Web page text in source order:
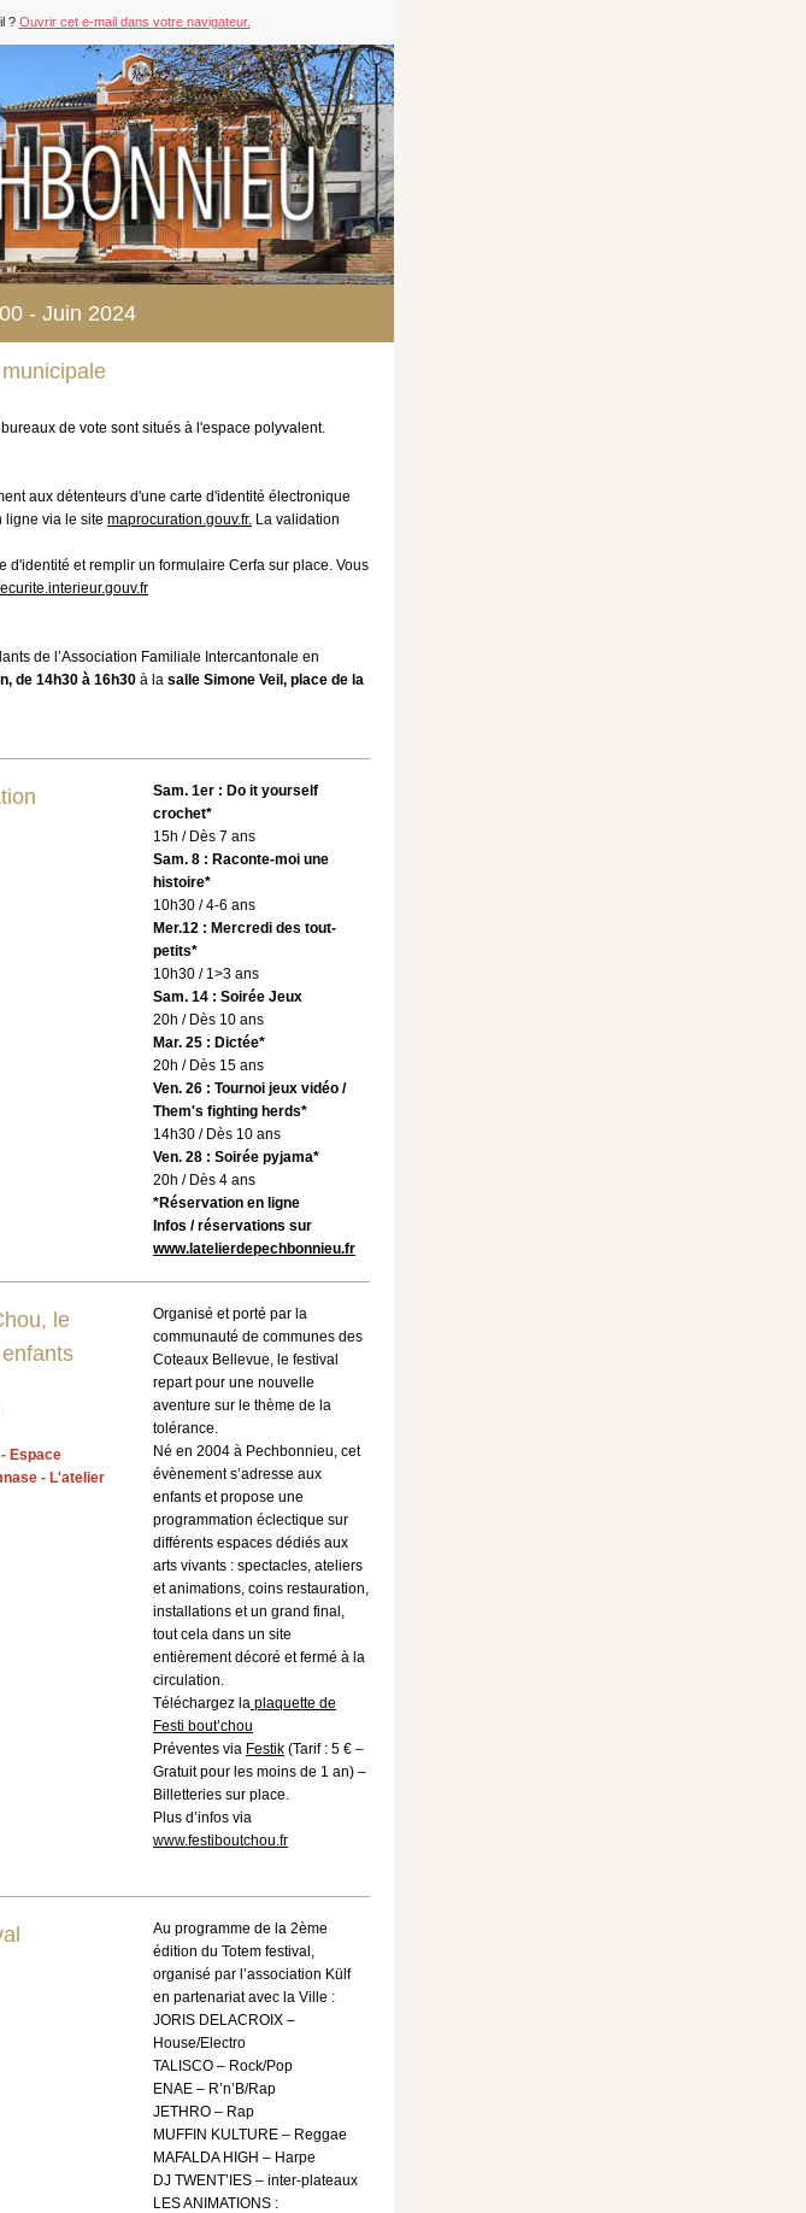
? Ouvrir cet e-mail dans votre navigateur.
- Juin 2024
bureaux de vote sont situés à l'espace polyvalent.
aux détenteurs d'une carte d'identité électronique
ligne via le site maprocuration.gouv.fr. La validation
d'identité et remplir un formulaire Cerfa sur place. Vous
de l’Association Familiale Intercantonale en
de 14h30 à 16h30 à la salle Simone Veil, place de la
Sam. 1er : Do it yourself
crochet*
15h / Dès 7 ans
Sam. 8 : Raconte-moi une
histoire*
10h30 / 4-6 ans
Mer.12 : Mercredi des tout-
petits*
10h30 / 1>3 ans
Sam. 14 : Soirée Jeux
20h / Dès 10 ans
Mar. 25 : Dictée*
20h / Dès 15 ans
Ven. 26 : Tournoi jeux vidéo /
Them's fighting herds*
14h30 / Dès 10 ans
Ven. 28 : Soirée pyjama*
20h / Dès 4 ans
*Réservation en ligne
Infos / réservations sur
www.latelierdepechbonnieu.fr
le
Espace
- L'atelier
Organisé et porté par la
communauté de communes des
Coteaux Bellevue, le festival
repart pour une nouvelle
aventure sur le thème de la
tolérance.
Né en 2004 à Pechbonnieu, cet
évènement s’adresse aux
enfants et propose une
programmation éclectique sur
différents espaces dédiés aux
arts vivants : spectacles, ateliers
et animations, coins restauration,
installations et un grand final,
tout cela dans un site
entièrement décoré et fermé à la
circulation.
Téléchargez la plaquette de
Festi bout’chou
Préventes via Festik (Tarif : 5 € –
Gratuit pour les moins de 1 an) –
Billetteries sur place.
Plus d’infos via
www.festiboutchou.fr
Au programme de la 2ème
édition du Totem festival,
organisé par l’association Külf
en partenariat avec la Ville :
JORIS DELACROIX –
House/Electro
TALISCO – Rock/Pop
ENAE – R’n’B/Rap
JETHRO – Rap
MUFFIN KULTURE – Reggae
MAFALDA HIGH – Harpe
DJ TWENT’IES – inter-plateaux
LES ANIMATIONS :